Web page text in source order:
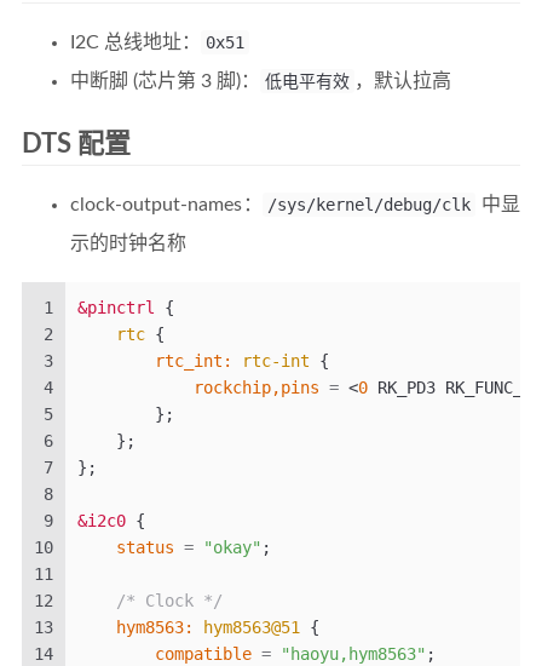
I2C 总线地址：
0x51
中断脚 (芯片第 3 脚)：
低电平有效 ，默认拉高
DTS 配置
clock-output-names： /sys/kernel/debug/clk
中显
示的时钟名称
1
2
3
4
5
6
7
8
9
10
11
12
13
14
&pinctrl
{
rtc {
        rtc_int:
rtc-int
{
rockchip,pins = <0 RK_PD3
};
};
};
&i2c0 {
status = "okay" ;
/* Clock */
    hym8563:
hym8563@51
{
compatible = "haoyu,hym8563" ;